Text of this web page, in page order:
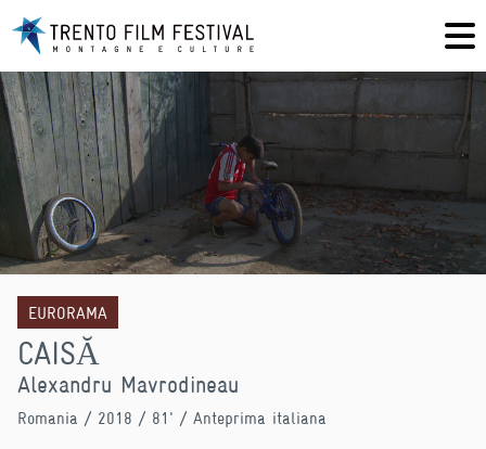
EURORAMA
CAISĂ
Alexandru Mavrodineau
Romania / 2018 / 81' / Anteprima italiana